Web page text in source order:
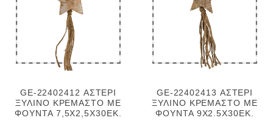
GE-22402412 ΑΣΤΕΡΙ
ΞΥΛΙΝΟ ΚΡΕΜΑΣΤΟ ΜΕ
ΦΟΥΝΤΑ 7,5Χ2,5Χ30ΕΚ.
GE-22402413 ΑΣΤΕΡΙ
ΞΥΛΙΝΟ ΚΡΕΜΑΣΤΟ ΜΕ
ΦΟΥΝΤΑ 9X2.5X30ΕΚ.